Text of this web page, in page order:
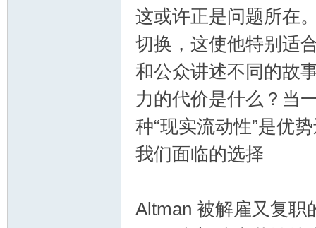
这或许正是问题所在
切换，这使他特别适
和公众讲述不同的故
力的代价是什么？当
种“现实流动性”是优
我们面临的选择
Altman 被解雇又复职